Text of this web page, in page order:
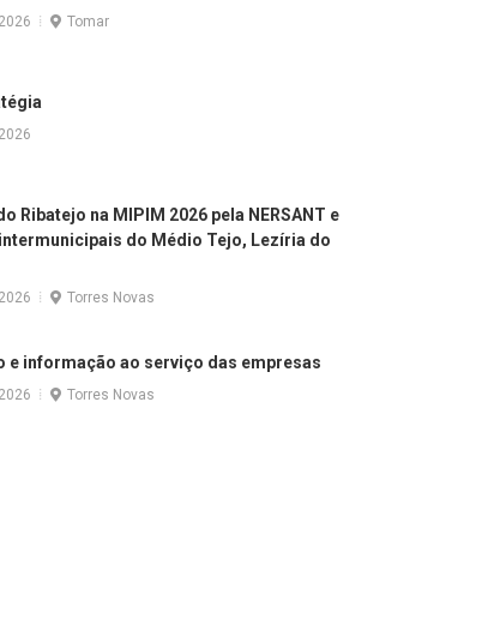
Tomar
Ribatejo na MIPIM 2026 pela NERSANT e
do Médio Tejo, Lezíria do
Torres Novas
e informação ao serviço das empresas
Torres Novas